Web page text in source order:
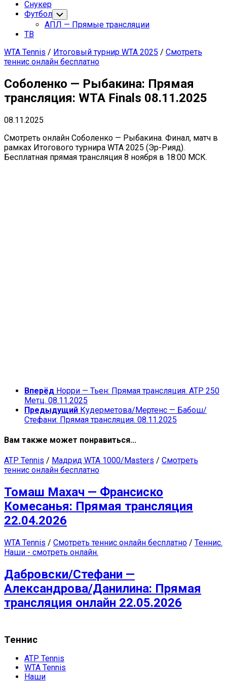
Снукер
Футбол Переключатель
дочернего
меню
АПЛ — Прямые трансляции
ТВ
WTA Tennis / Итоговый турнир WTA 2025 / Смотреть
теннис онлайн бесплатно
Соболенко — Рыбакина: Прямая
трансляция: WTA Finals 08.11.2025
08.11.2025
Смотреть онлайн Соболенко — Рыбакина. Финал, матч в
рамках Итогового турнира WTA 2025 (Эр-Рияд).
Бесплатная прямая трансляция 8 ноября в 18:00 МСК.
Вперёд Норри — Тьен: Прямая трансляция. ATP 250
Метц. 08.11.2025
Предыдущий Кудерметова/Мертенс — Бабош/
Стефани: Прямая трансляция. 08.11.2025
Вам также может понравиться...
ATP Tennis / Мадрид WTA 1000/Masters / Смотреть
теннис онлайн бесплатно
Томаш Махач — Франсиско
Комесанья: Прямая трансляция
22.04.2026
WTA Tennis / Смотреть теннис онлайн бесплатно / Теннис.
Наши - смотреть онлайн.
Дабровски/Стефани —
Александрова/Данилина: Прямая
трансляция онлайн 22.05.2026
Теннис
ATP Tennis
WTA Tennis
Наши